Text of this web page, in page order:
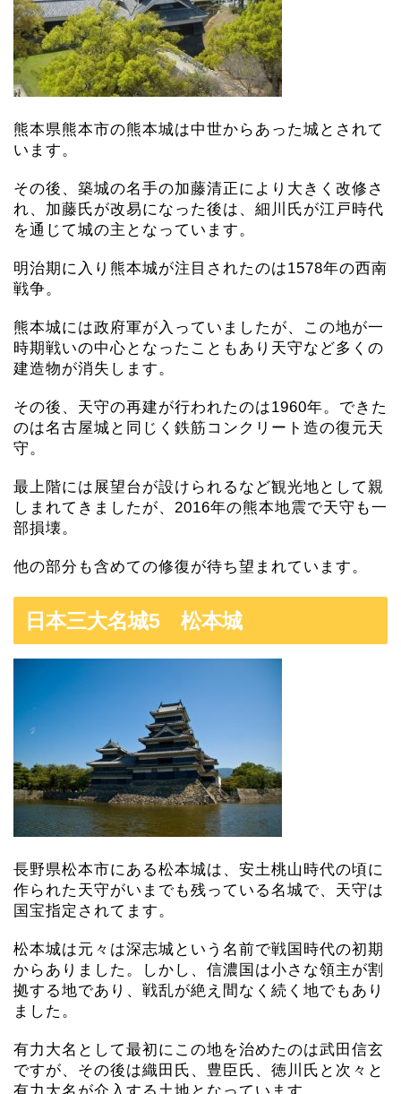
熊本県熊本市の熊本城は中世からあった城とされて
います。
その後、築城の名手の加藤清正により大きく改修さ
れ、加藤氏が改易になった後は、細川氏が江戸時代
を通じて城の主となっています。
明治期に入り熊本城が注目されたのは1578年の西南
戦争。
熊本城には政府軍が入っていましたが、この地が一
時期戦いの中心となったこともあり天守など多くの
建造物が消失します。
その後、天守の再建が行われたのは1960年。できた
のは名古屋城と同じく鉄筋コンクリート造の復元天
守。
最上階には展望台が設けられるなど観光地として親
しまれてきましたが、2016年の熊本地震で天守も一
部損壊。
他の部分も含めての修復が待ち望まれています。
日本三大名城5 松本城
長野県松本市にある松本城は、安土桃山時代の頃に
作られた天守がいまでも残っている名城で、天守は
国宝指定されてます。
松本城は元々は深志城という名前で戦国時代の初期
からありました。しかし、信濃国は小さな領主が割
拠する地であり、戦乱が絶え間なく続く地でもあり
ました。
有力大名として最初にこの地を治めたのは武田信玄
ですが、その後は織田氏、豊臣氏、徳川氏と次々と